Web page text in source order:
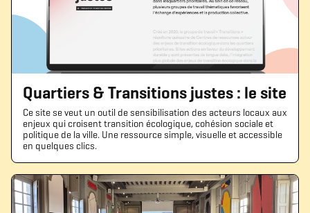
Quartiers & Transitions justes : le site
Ce site se veut un outil de sensibilisation des acteurs locaux aux
enjeux qui croisent transition écologique, cohésion sociale et
politique de la ville. Une ressource simple, visuelle et accessible
en quelques clics.